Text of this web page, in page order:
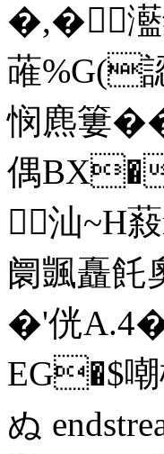
�,�
蓶%G(
悯麃簍
偶
汕~H
阛颽矗飥
�'侊
EG�$嘲
ぬ